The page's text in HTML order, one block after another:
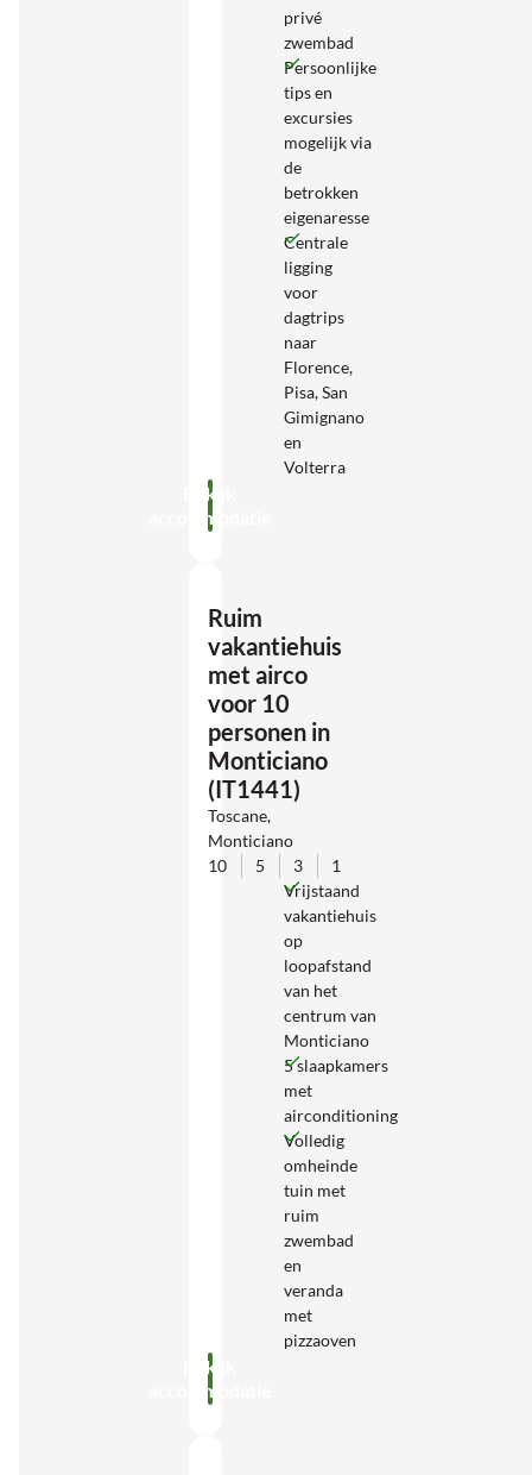
privé
zwembad
Persoonlijke
tips en
excursies
mogelijk via
de
betrokken
eigenaresse
Centrale
ligging
voor
dagtrips
naar
Florence,
Pisa, San
Gimignano
en
Volterra
Bekijk
accommodatie
Ruim
vakantiehuis
met airco
voor 10
personen in
Monticiano
(IT1441)
Toscane,
Monticiano
10
5 3
1
Vrijstaand
vakantiehuis
op
loopafstand
van het
centrum van
Monticiano
5 slaapkamers
met
airconditioning
Volledig
omheinde
tuin met
ruim
zwembad
en
veranda
met
pizzaoven
Bekijk
accommodatie